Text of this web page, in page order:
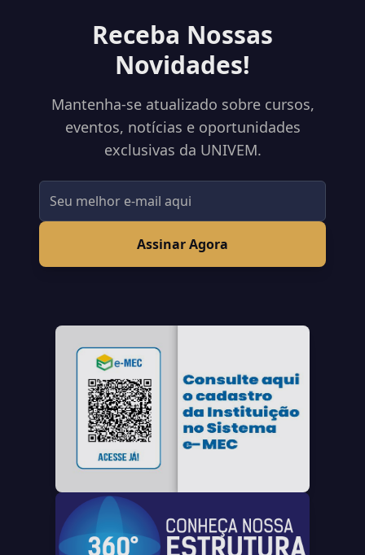
Receba Nossas
Novidades!
Mantenha-se atualizado sobre cursos,
eventos, notícias e oportunidades
exclusivas da UNIVEM.
Assinar Agora